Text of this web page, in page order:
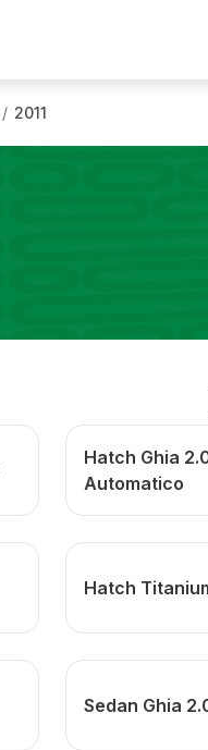
/ 2011
Hatch Ghia
Automatico
Hatch
Sedan Ghia